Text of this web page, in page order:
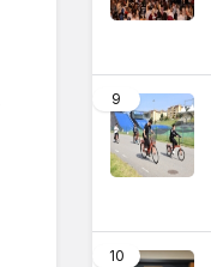
9
10